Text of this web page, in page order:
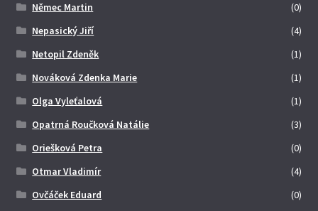
Němec Martin
(0)
Nepasický Jiří
(4)
Netopil Zdeněk
(1)
Nováková Zdenka Marie
(1)
Olga Vyleťalová
(1)
Opatrná Roučková Natálie
(3)
Oriešková Petra
(0)
Otmar Vladimír
(4)
Ovčáček Eduard
(0)